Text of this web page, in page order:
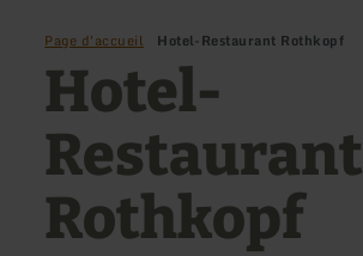
Page d'accueil Hotel-Restaurant Rothkopf
Hotel-
Restaurant
Rothkopf